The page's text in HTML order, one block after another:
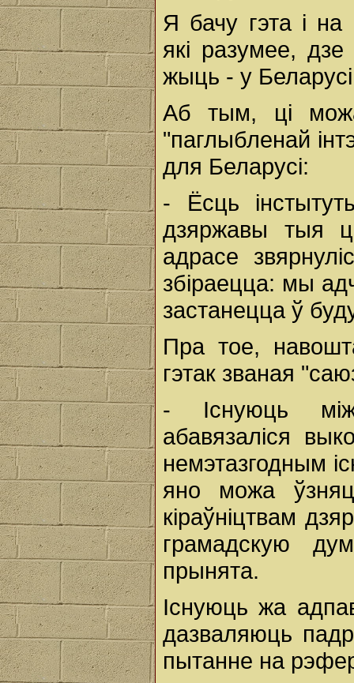
Я бачу гэта і на
які разумее,
жыць - у
Аб тым, ці
"паглыбленай
для Беларусі:
- Ёсць
дзяржавы тыя
адрасе
збіраецца: мы
застанецца ў
Пра тое,
гэтак званая
- Існуюць
абавязаліся
немэтазгодным
яно можа
кіраўніцтвам
грамадскую
прынята.
Існуюць жа
дазваляюць
пытанне на